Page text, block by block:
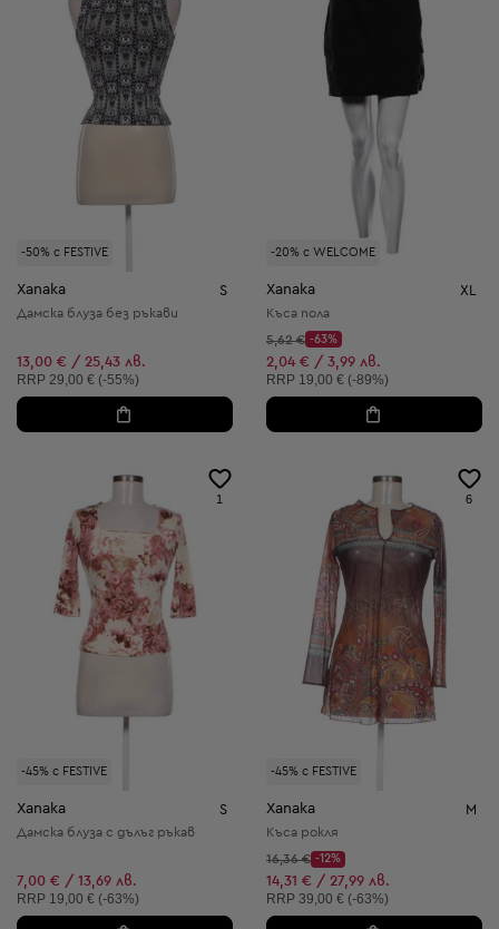
-50% с FESTIVE
Xanaka S
Дамска блуза без ръкави
13,00 € / 25,43 лв.
Препоръчителна цена:
RRP 29,00 € (-55%)
-20% с WELCOME
Xanaka XL
Къса пола
Начална цена:
5,62 €
Discount Price:
-63%
Намалена цена:
2,04 € / 3,99 лв.
Препоръчителна цена:
RRP 19,00 € (-89%)
-45% с FESTIVE
1
Xanaka S
Дамска блуза с дълъг ръкав
7,00 € / 13,69 лв.
Препоръчителна цена:
RRP 19,00 € (-63%)
-45% с FESTIVE
6
Xanaka M
Къса рокля
Начална цена:
16,36 €
Discount Price:
-12%
Намалена цена:
14,31 € / 27,99 лв.
Препоръчителна цена:
RRP 39,00 € (-63%)